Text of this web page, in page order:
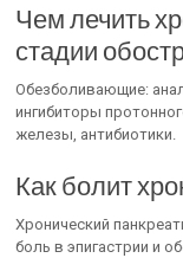
Чем лечить
стадии
Обезболивающие:
ингибиторы
железы, антибиотики.
Как болит
Хронический
боль в эпигастрии и